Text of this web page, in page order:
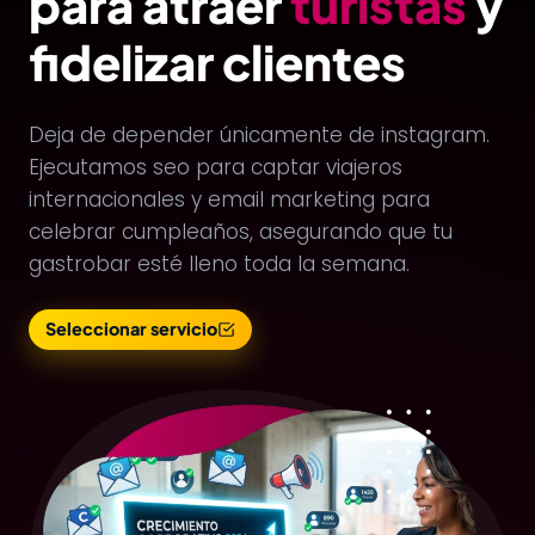
fidelizar clientes
Deja de depender únicamente de instagram.
Ejecutamos seo para captar viajeros
internacionales y email marketing para
celebrar cumpleaños, asegurando que tu
gastrobar esté lleno toda la semana.
Seleccionar servicio